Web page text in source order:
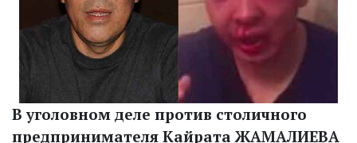
В уголовном деле против столичного
предпринимателя Кайрата ЖАМАЛИЕВА